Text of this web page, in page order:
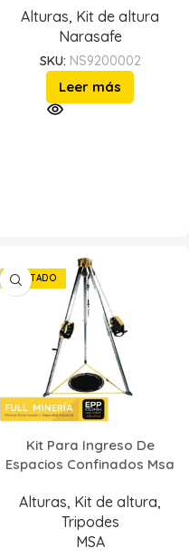
Alturas, Kit de altura
Narasafe
SKU: NS9200002
Leer más
AGOTADO
Kit Para Ingreso De
Espacios Confinados Msa
Alturas, Kit de altura,
Tripodes
MSA